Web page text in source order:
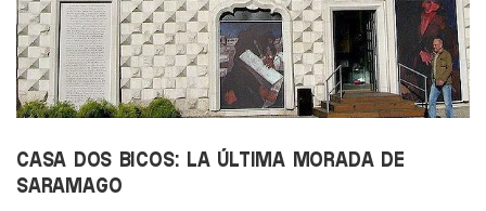
CASA DOS BICOS: LA ÚLTIMA MORADA DE
SARAMAGO